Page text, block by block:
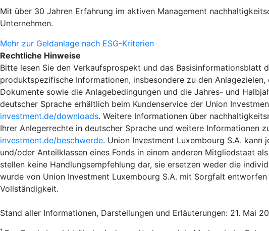
Mit über 30 Jahren Erfahrung im aktiven Management
Unternehmen.
Mehr zur Geldanlage nach ESG-Kriterien
Rechtliche Hinweise
Bitte lesen Sie den Verkaufsprospekt und das Basisinformationsblatt
produktspezifische Informationen, insbesondere zu den
Dokumente sowie die Anlagebedingungen und die Jahres- und
deutscher Sprache erhältlich beim Kundenservice der Union
investment.de/downloads. Weitere Informationen über
Ihrer Anlegerrechte in deutscher Sprache und weitere Informationen
investment.de/beschwerde. Union Investment Luxembourg S.A.
und/oder Anteilklassen eines Fonds in einem anderen Mitgliedstaat
stellen keine Handlungsempfehlung dar, sie ersetzen weder die
wurde von Union Investment Luxembourg S.A. mit Sorgfalt
Vollständigkeit.
Stand aller Informationen, Darstellungen und Erläuterungen: 21. Mai